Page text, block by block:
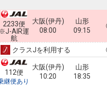
2233便
※J-AIR運
航
大阪(伊丹)
08:00
山形
09:15
クラスJを利用する
112便
継便あり
大阪(伊丹)
10:20
山形
18:35